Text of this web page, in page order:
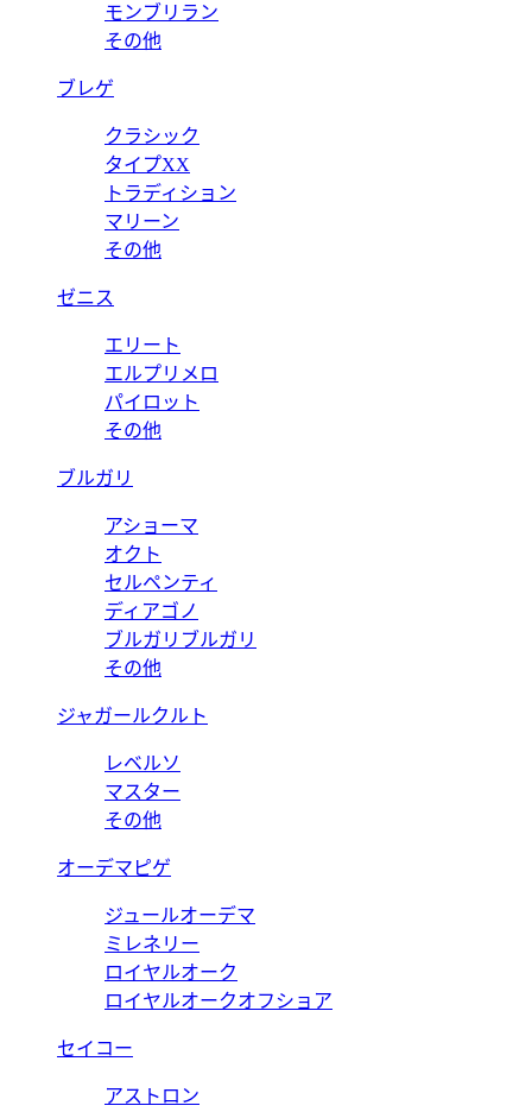
モンブリラン
その他
ブレゲ
クラシック
タイプXX
トラディション
マリーン
その他
ゼニス
エリート
エルプリメロ
パイロット
その他
ブルガリ
アショーマ
オクト
セルペンティ
ディアゴノ
ブルガリブルガリ
その他
ジャガールクルト
レベルソ
マスター
その他
オーデマピゲ
ジュールオーデマ
ミレネリー
ロイヤルオーク
ロイヤルオークオフショア
セイコー
アストロン